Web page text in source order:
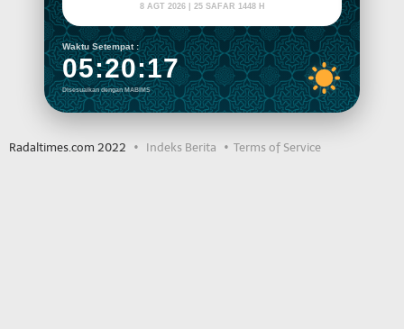
8 AGT 2026 | 25 SAFAR 1448 H
Waktu Setempat :
05:20:17
Disesuaikan dengan MABIMS
Radaltimes.com 2022 Indeks Berita Terms of Service